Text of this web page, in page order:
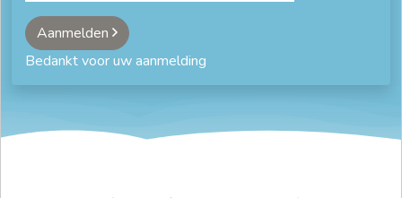
Aanmelden
Bedankt voor uw aanmelding